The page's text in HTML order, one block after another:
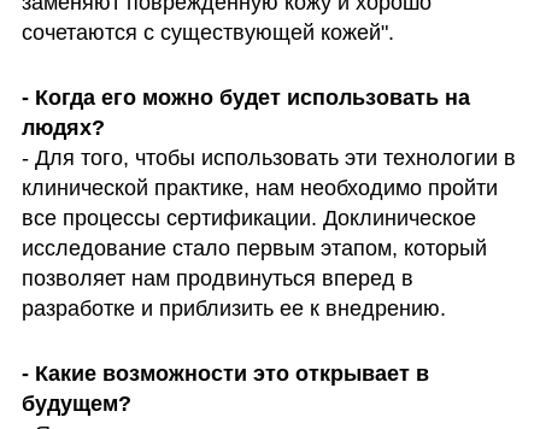
сочетаются с существующей кожей".
- Когда его можно будет использовать на
людях?
- Для того, чтобы использовать эти технологии в
клинической практике, нам необходимо пройти
все процессы сертификации. Доклиническое
исследование стало первым этапом, который
позволяет нам продвинуться вперед в
разработке и приблизить ее к внедрению.
- Какие возможности это открывает в
будущем?